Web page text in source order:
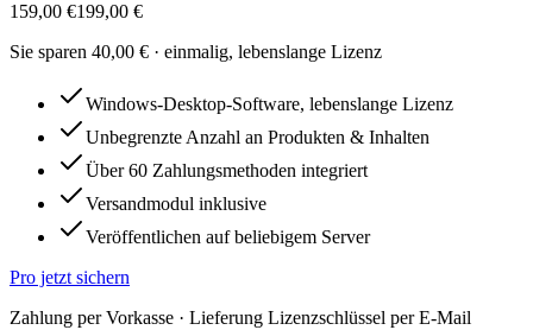
159,00 €199,00 €
Sie sparen 40,00 € · einmalig, lebenslange Lizenz
Windows-Desktop-Software, lebenslange Lizenz
Unbegrenzte Anzahl an Produkten & Inhalten
Über 60 Zahlungsmethoden integriert
Versandmodul inklusive
Veröffentlichen auf beliebigem Server
Pro jetzt sichern
Zahlung per Vorkasse · Lieferung Lizenzschlüssel per E-Mail